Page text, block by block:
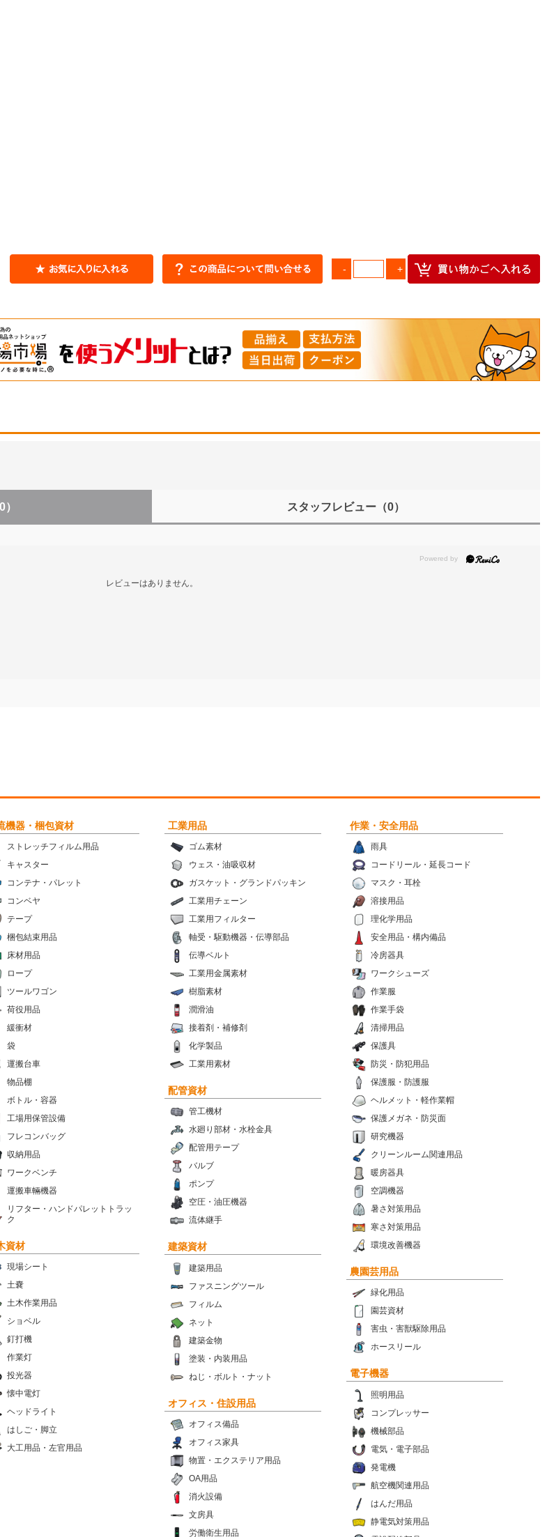
） スタッフレビュー （0）
レビューはありません。
機器・梱包資材
ストレッチフィルム用品
キャスター
コンテナ・パレット
コンベヤ
テープ
梱包結束用品
床材用品
ロープ
ツールワゴン
荷役用品
緩衝材
袋
運搬台車
物品棚
ボトル・容器
工場用保管設備
フレコンバッグ
収納用品
ワークベンチ
運搬車輛機器
リフター・ハンドパレットトラッ
ク
工業用品
ゴム素材
ウェス・油吸収材
ガスケット・グランドパッキン
工業用チェーン
工業用フィルター
軸受・駆動機器・伝導部品
伝導ベルト
工業用金属素材
樹脂素材
潤滑油
接着剤・補修剤
化学製品
工業用素材
作業・安全用品
雨具
コードリール・延長コード
マスク・耳栓
溶接用品
理化学用品
安全用品・構内備品
冷房器具
ワークシューズ
作業服
作業手袋
清掃用品
保護具
防災・防犯用品
保護服・防護服
ヘルメット・軽作業帽
保護メガネ・防災面
研究機器
クリーンルーム関連用品
暖房器具
空調機器
暑さ対策用品
寒さ対策用品
環境改善機器
配管資材
管工機材
水廻り部材・水栓金具
配管用テープ
バルブ
ポンプ
空圧・油圧機器
流体継手
資材
現場シート
土嚢
土木作業用品
ショベル
釘打機
作業灯
投光器
懐中電灯
ヘッドライト
はしご・脚立
大工用品・左官用品
建築資材
建築用品
ファスニングツール
フィルム
ネット
建築金物
塗装・内装用品
ねじ・ボルト・ナット
農園芸用品
緑化用品
園芸資材
害虫・害獣駆除用品
ホースリール
電子機器
照明用品
コンプレッサー
機械部品
電気・電子部品
発電機
航空機関連用品
はんだ用品
静電気対策用品
オフィス・住設用品
オフィス備品
オフィス家具
物置・エクステリア用品
OA用品
消火設備
文房具
労働衛生用品